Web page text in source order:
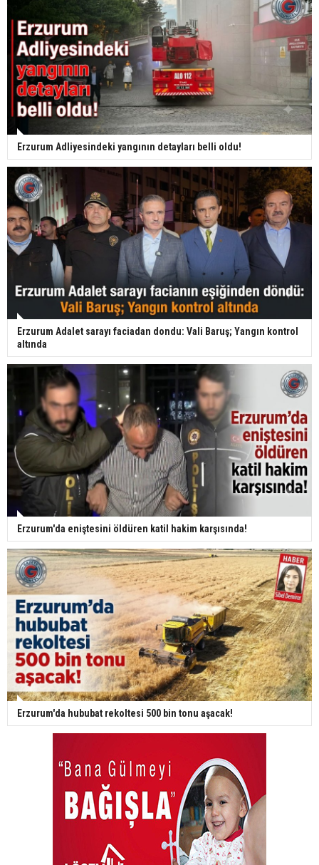
Erzurum Adliyesindeki yangının detayları belli oldu!
Erzurum Adalet sarayı faciadan dondu: Vali Baruş; Yangın kontrol
altında
Erzurum'da eniştesini öldüren katil hakim karşısında!
Erzurum'da hububat rekoltesi 500 bin tonu aşacak!